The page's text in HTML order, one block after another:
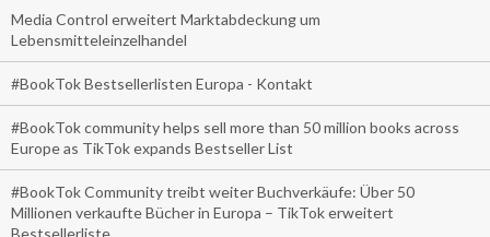
Media Control erweitert Marktabdeckung um
Lebensmitteleinzelhandel
#BookTok Bestsellerlisten Europa - Kontakt
#BookTok community helps sell more than 50 million books across
Europe as TikTok expands Bestseller List
#BookTok Community treibt weiter Buchverkäufe: Über 50
Millionen verkaufte Bücher in Europa – TikTok erweitert
Bestsellerliste